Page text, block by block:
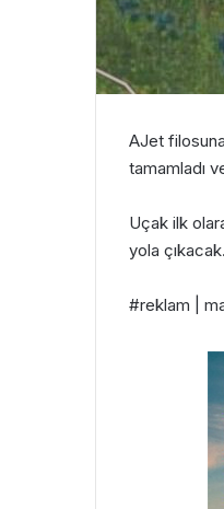
AJet
tamamladı
Uçak ilk
yola çıkacak.
#reklam |